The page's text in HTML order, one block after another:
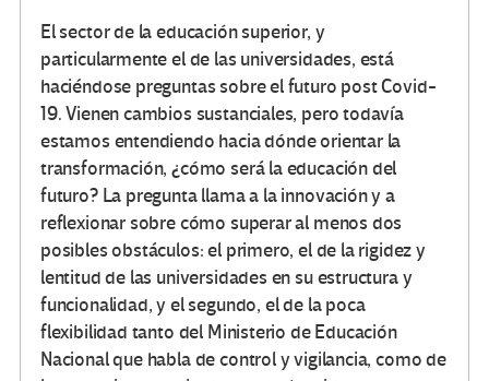
El sector de la educación superior, y
particularmente el de las universidades, está
haciéndose preguntas sobre el futuro post Covid-
19. Vienen cambios sustanciales, pero todavía
estamos entendiendo hacia dónde orientar la
transformación, ¿cómo será la educación del
futuro? La pregunta llama a la innovación y a
reflexionar sobre cómo superar al menos dos
posibles obstáculos: el primero, el de la rigidez y
lentitud de las universidades en su estructura y
funcionalidad, y el segundo, el de la poca
flexibilidad tanto del Ministerio de Educación
Nacional que habla de control y vigilancia, como de